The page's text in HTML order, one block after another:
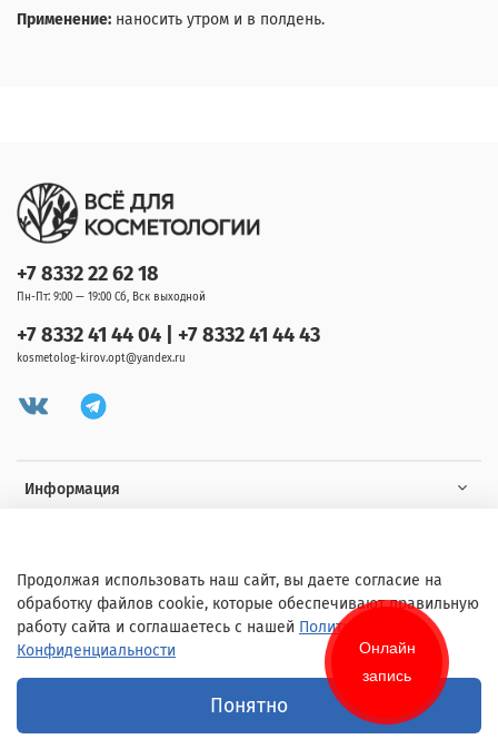
Применение: наносить утром и в полдень.
Информация
+7 8332 22 62 18
Пн-Пт: 9:00 — 19:00 Сб, Вск выходной
+7 8332 41 44 04 | +7 8332 41 44 43
kosmetolog-kirov.opt@yandex.ru
© 2020 Любое использование контента без письменного разрешения
Продолжая использовать наш сайт, вы даете согласие на
обработку файлов cookie, которые обеспечивают правильную
работу сайта и соглашаетесь с нашей Политикой
Конфиденциальности
Понятно
Онлайн
запись